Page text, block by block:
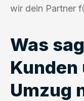
wir dein Partner
Was
Kunden
Umzug